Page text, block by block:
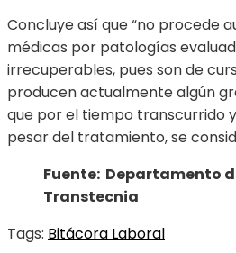
Concluye así que “no procede
médicas por patologías
irrecuperables, pues son de
producen actualmente algún
que por el tiempo transcurrido
pesar del tratamiento, se
Fuente: Departamento
Transtecnia
Tags: Bitácora Laboral